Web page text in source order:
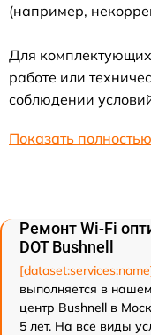
(например,
Для
работе или
соблюдении
Показать полностью
Ремонт Wi-Fi
DOT Bushnell
выполняется в
центр Bushnell в
5 лет. На все виды